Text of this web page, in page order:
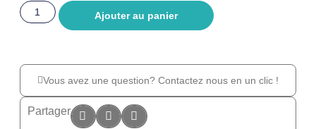
Ajouter au panier
Vous avez une question? Contactez nous en un clic !
Partager